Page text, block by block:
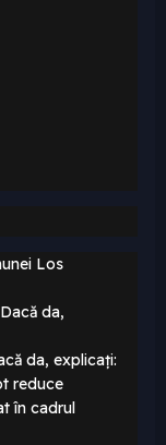
Los
da,
da, explicați:
reduce
în cadrul